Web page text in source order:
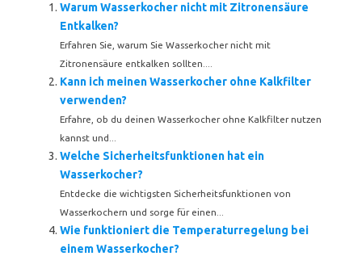
Warum Wasserkocher nicht mit Zitronensäure
Entkalken?
Erfahren Sie, warum Sie Wasserkocher nicht mit
Zitronensäure entkalken sollten....
Kann ich meinen Wasserkocher ohne Kalkfilter
verwenden?
Erfahre, ob du deinen Wasserkocher ohne Kalkfilter nutzen
kannst und...
Welche Sicherheitsfunktionen hat ein
Wasserkocher?
Entdecke die wichtigsten Sicherheitsfunktionen von
Wasserkochern und sorge für einen...
Wie funktioniert die Temperaturregelung bei
einem Wasserkocher?